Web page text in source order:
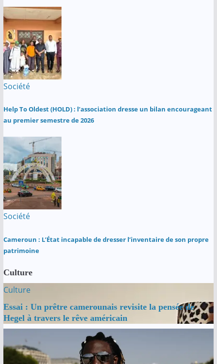
Société
Help To Oldest (HOLD) : l’association dresse un bilan encourageant
au premier semestre de 2026
Société
Cameroun : L’État incapable de dresser l’inventaire de son propre
patrimoine
Culture
Culture
Essai : Un prêtre camerounais revisite la pensée de
Hegel à travers le rêve américain